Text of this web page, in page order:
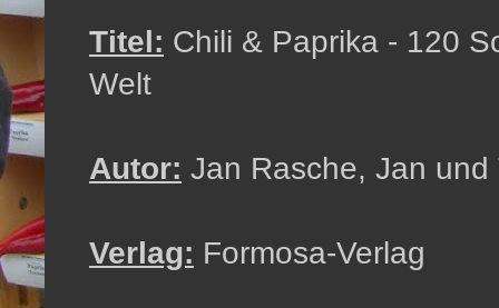
Titel: Chili & Paprika - 120
Welt
Autor: Jan Rasche, Jan und
Verlag: Formosa-Verlag